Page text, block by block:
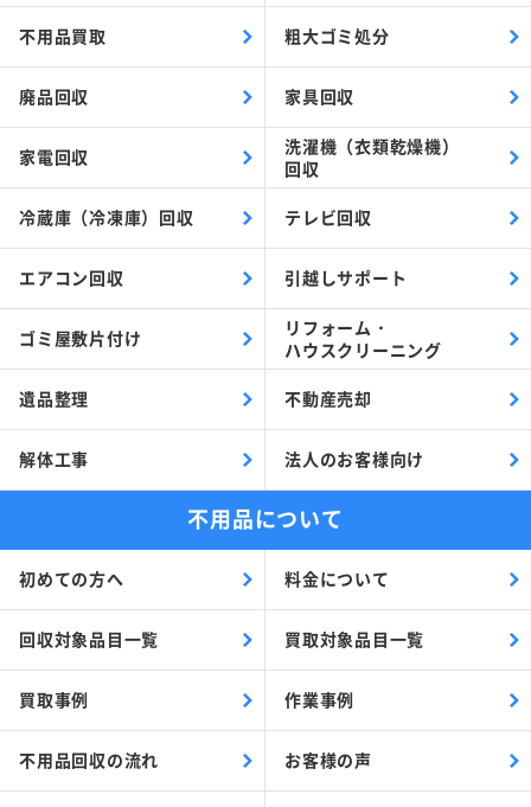
不用品買取 粗大ゴミ処分
廃品回収 家具回収
家電回収
洗濯機（衣類乾燥機）
回収
冷蔵庫（冷凍庫）回収 テレビ回収
エアコン回収 引越しサポート
ゴミ屋敷片付け
リフォーム・
ハウスクリーニング
遺品整理 不動産売却
解体工事 法人のお客様向け
不用品について
初めての方へ 料金について
回収対象品目一覧 買取対象品目一覧
買取事例 作業事例
不用品回収の流れ お客様の声